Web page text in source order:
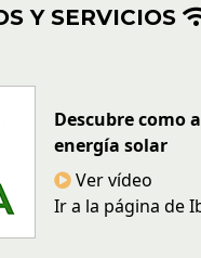
Y SERVICIOS
Descubre como
energía solar
Ver vídeo
Ir a la página de